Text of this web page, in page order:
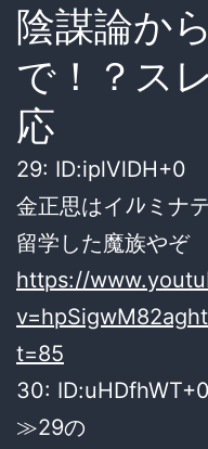
陰謀論か
で！？ス
応
29: ID:iplVlDH+0
金正思はイﾉﾚミナ
留学した魔族やぞ
https://
v=hpSigwM82ag
t=85
30: ID:uHDfhWT+0
≫29の